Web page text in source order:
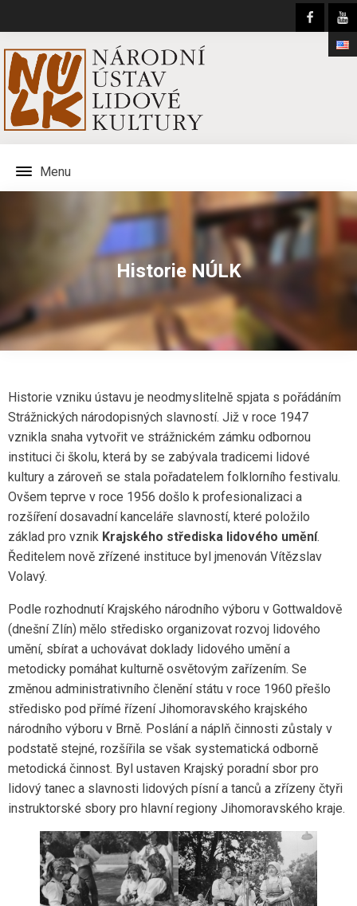
Menu
Historie NÚLK
Historie vzniku ústavu je neodmyslitelně spjata s pořádáním
Strážnických národopisných slavností. Již v roce 1947
vznikla snaha vytvořit ve strážnickém zámku odbornou
instituci či školu, která by se zabývala tradicemi lidové
kultury a zároveň se stala pořadatelem folklorního festivalu.
Ovšem teprve v roce 1956 došlo k profesionalizaci a
rozšíření dosavadní kanceláře slavností, které položilo
základ pro vznik Krajského střediska lidového umění.
Ředitelem nově zřízené instituce byl jmenován Vítězslav
Volavý.
Podle rozhodnutí Krajského národního výboru v Gottwaldově
(dnešní Zlín) mělo středisko organizovat rozvoj lidového
umění, sbírat a uchovávat doklady lidového umění a
metodicky pomáhat kulturně osvětovým zařízením. Se
změnou administrativního členění státu v roce 1960 přešlo
středisko pod přímé řízení Jihomoravského krajského
národního výboru v Brně. Poslání a náplň činnosti zůstaly v
podstatě stejné, rozšířila se však systematická odborně
metodická činnost. Byl ustaven Krajský poradní sbor pro
lidový tanec a slavnosti lidových písní a tanců a zřízeny čtyři
instruktorské sbory pro hlavní regiony Jihomoravského kraje.